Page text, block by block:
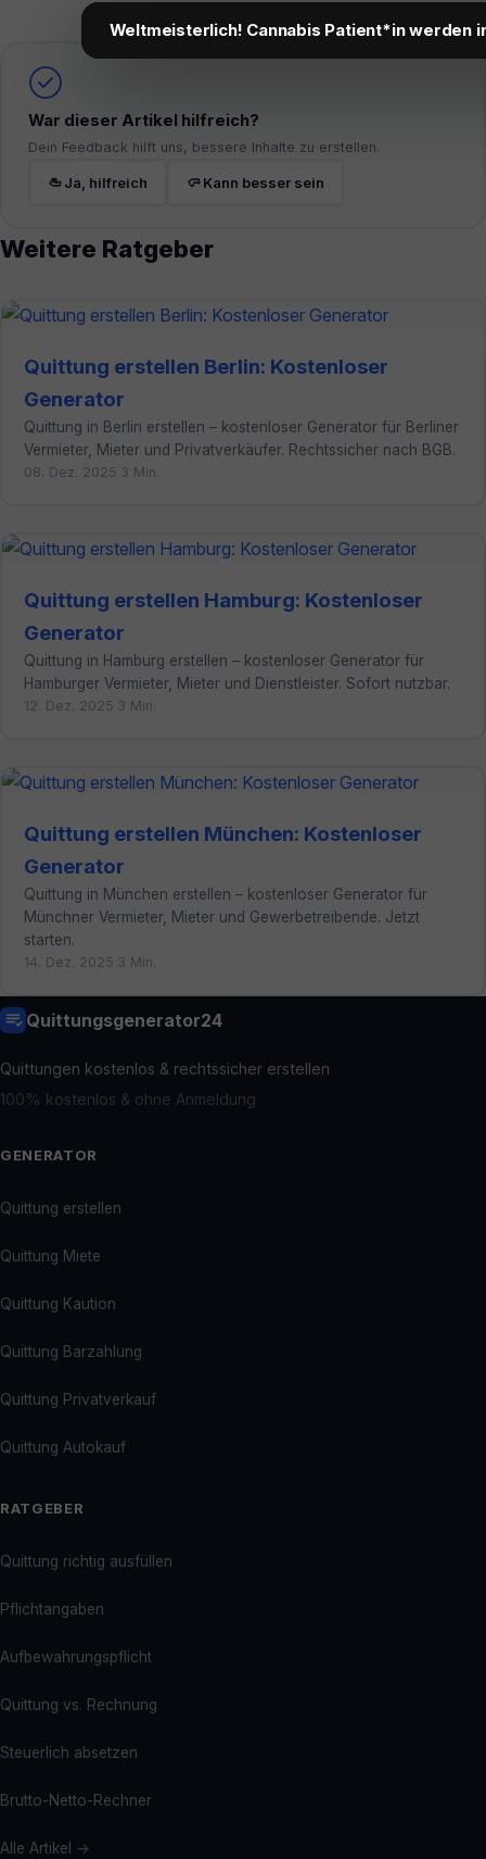
War dieser Artikel hilfreich?
Dein Feedback hilft uns, bessere Inhalte zu erstellen.
Ja, hilfreich Kann besser sein
Weitere Ratgeber
Quittung erstellen Berlin: Kostenloser
Generator
Quittung in Berlin erstellen – kostenloser Generator für Berliner
Vermieter, Mieter und Privatverkäufer. Rechtssicher nach BGB.
08. Dez. 2025 3 Min.
Quittung erstellen Hamburg: Kostenloser
Generator
Quittung in Hamburg erstellen – kostenloser Generator für
Hamburger Vermieter, Mieter und Dienstleister. Sofort nutzbar.
12. Dez. 2025 3 Min.
Quittung erstellen München: Kostenloser
Generator
Quittung in München erstellen – kostenloser Generator für
Münchner Vermieter, Mieter und Gewerbetreibende. Jetzt
starten.
14. Dez. 2025 3 Min.
Quittungsgenerator24
Quittungen kostenlos & rechtssicher erstellen
100% kostenlos & ohne Anmeldung
GENERATOR
Quittung erstellen
Quittung Miete
Quittung Kaution
Quittung Barzahlung
Quittung Privatverkauf
Quittung Autokauf
RATGEBER
Quittung richtig ausfüllen
Pflichtangaben
Aufbewahrungspflicht
Quittung vs. Rechnung
Steuerlich absetzen
Brutto-Netto-Rechner
Alle Artikel →
Weltmeisterlich! Cannabis Patient*in werden